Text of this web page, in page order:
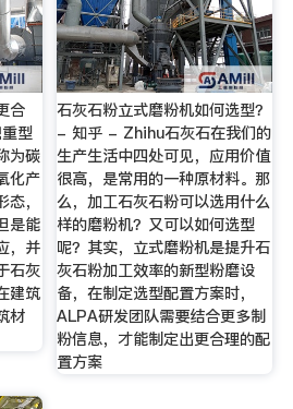
合
型
为碳
化产
，
是能
，并
石灰
建筑
材
石灰石粉立式磨粉机如何选型？
- 知乎 - Zhihu石灰石在我们的
生产生活中四处可见，应用价值
很高，是常用的一种原材料。那
么，加工石灰石粉可以选用什么
样的磨粉机？又可以如何选型
呢？其实，立式磨粉机是提升石
灰石粉加工效率的新型粉磨设
备，在制定选型配置方案时，
ALPA研发团队需要结合更多制
粉信息，才能制定出更合理的配
置方案